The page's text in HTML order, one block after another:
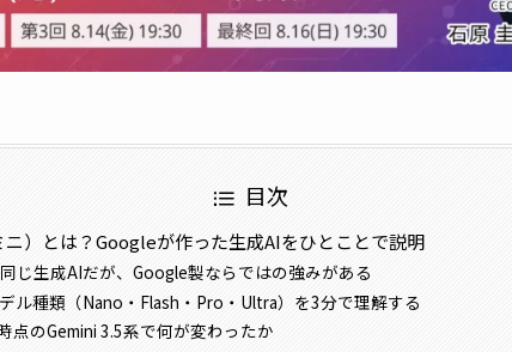
目次
）とは？Googleが作った生成AIをひとことで説明
じ生成AIだが、Google製ならではの強みがある
ル種類（Nano・Flash・Pro・Ultra）を3分で理解する
点のGemini 3.5系で何が変わったか